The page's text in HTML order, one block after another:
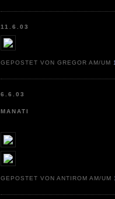
11.6.03
GEPOSTET VON GREGOR AM/UM
6.6.03
MANATI
GEPOSTET VON ANTIROM AM/UM